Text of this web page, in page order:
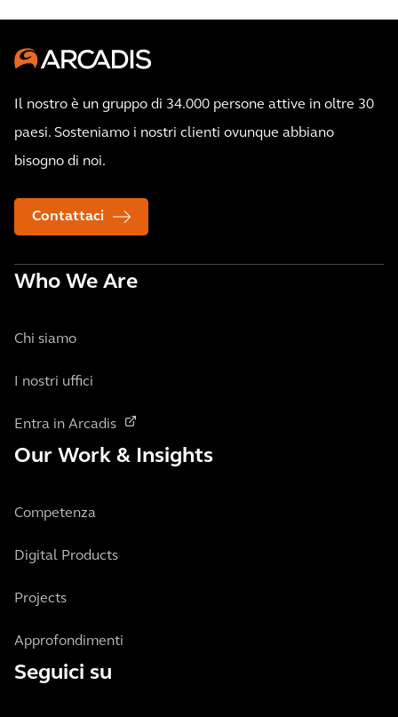
Il nostro è un gruppo di 34.000 persone attive in oltre 30
paesi. Sosteniamo i nostri clienti ovunque abbiano
bisogno di noi.
Contattaci
Who We Are
Chi siamo
I nostri uffici
Entra in Arcadis
Our Work & Insights
Competenza
Digital Products
Projects
Approfondimenti
Seguici su